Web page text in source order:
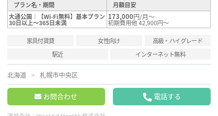
プラン名・期間
月額目安
大通公園｜【Wi-Fi無料】基本プラン
30日以上～365日未満
173,000円/月～
初期費用他 42,900円～
家具付賃貸 女性向け
高級・ハイグレード
駅近
インターネット無料
北海道 札幌市中央区
お問合わせ 電話する